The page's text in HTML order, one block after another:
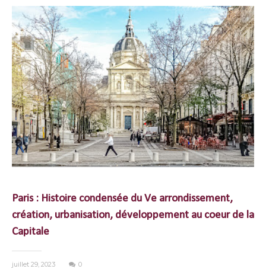
Paris : Histoire condensée du Ve arrondissement,
création, urbanisation, développement au coeur de la
Capitale
juillet 29, 2023 0